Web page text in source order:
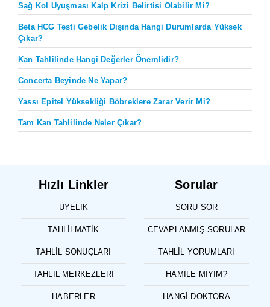
Sağ Kol Uyuşması Kalp Krizi Belirtisi Olabilir Mi?
Beta HCG Testi Gebelik Dışında Hangi Durumlarda Yüksek
Çıkar?
Kan Tahlilinde Hangi Değerler Önemlidir?
Concerta Beyinde Ne Yapar?
Yassı Epitel Yüksekliği Böbreklere Zarar Verir Mi?
Tam Kan Tahlilinde Neler Çıkar?
Hızlı Linkler
ÜYELIK
TAHLILMATIK
TAHLIL SONUÇLARI
TAHLIL MERKEZLERI
HABERLER
Sorular
SORU SOR
CEVAPLANMIŞ SORULAR
TAHLIL YORUMLARI
HAMILE MIYIM?
HANGI DOKTORA